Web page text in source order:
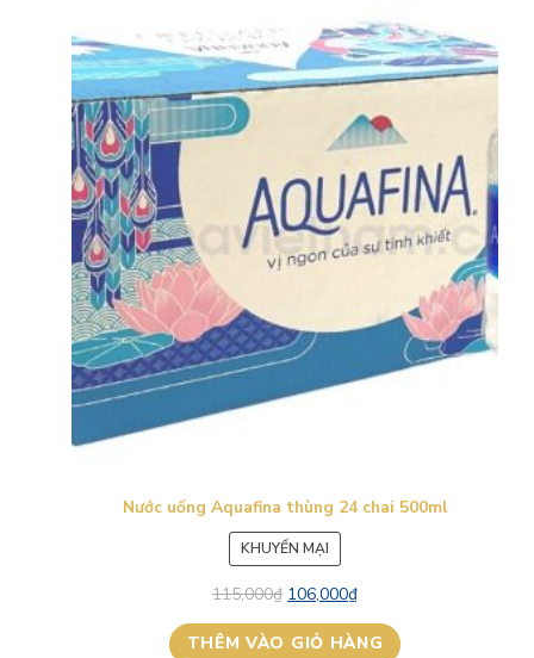
Nước uống Aquafina thùng 24 chai 500ml
KHUYẾN MẠI
PHẨM
ĐANG
GIẢM
GIÁ
115,000₫ 106,000₫
THÊM VÀO GIỎ HÀNG